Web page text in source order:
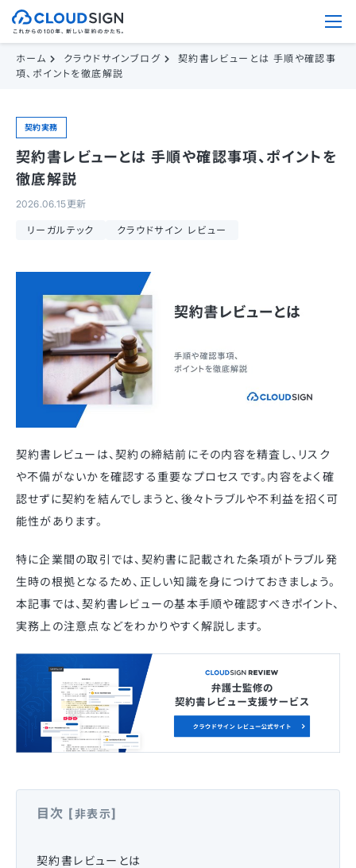
ホーム クラウドサインブログ
契約書レビューとは 手順や確認事
項、ポイントを徹底解説
契約実務
契約書レビューとは 手順や確認事項、ポイントを
徹底解説
2026.06.15更新
リーガルテック クラウドサイン レビュー
契約書レビューは、契約の締結前にその内容を精査し、リスク
や不備がないかを確認する重要なプロセスです。内容をよく確
認せずに契約を結んでしまうと、後々トラブルや不利益を招く可
能性があります。
特に企業間の取引では、契約書に記載された条項がトラブル発
生時の根拠となるため、正しい知識を身につけておきましょう。
本記事では、契約書レビューの基本手順や確認すべきポイント、
実務上の注意点などをわかりやすく解説します。
目次 [非表示]
契約書レビューとは